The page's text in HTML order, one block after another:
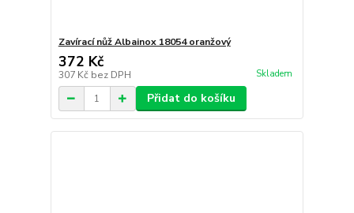
Zavírací nůž Albainox 18054 oranžový
372 Kč
307 Kč bez DPH Skladem
Přidat do košíku